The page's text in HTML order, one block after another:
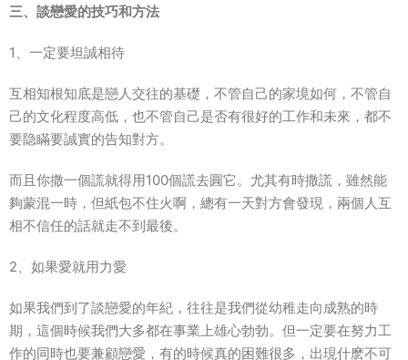
三、談戀愛的技巧和方法
1、一定要坦誠相待
互相知根知底是戀人交往的基礎，不管自己的家境如何，不管自
己的文化程度高低，也不管自己是否有很好的工作和未來，都不
要隐瞞要誠實的告知對方。
而且你撒一個謊就得用100個謊去圓它。尤其有時撒謊，雖然能
夠蒙混一時，但紙包不住火啊，總有一天對方會發現，兩個人互
相不信任的話就走不到最後。
2、如果愛就用力愛
如果我們到了談戀愛的年紀，往往是我們從幼稚走向成熟的時
期，這個時候我們大多都在事業上雄心勃勃。但一定要在努力工
作的同時也要兼顧戀愛，有的時候真的困難很多，出現什麽不可